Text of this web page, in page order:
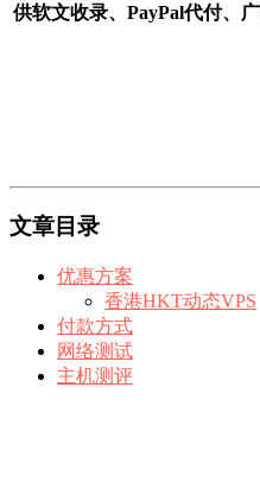
供软文收录、PayPal代付、
文章目录
优惠方案
香港HKT动态VPS
付款方式
网络测试
主机测评